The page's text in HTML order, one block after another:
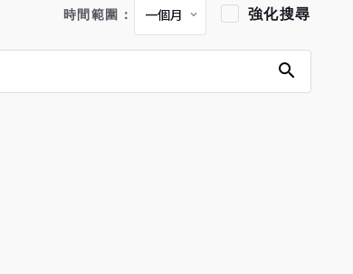
時間範圍： 強化搜尋